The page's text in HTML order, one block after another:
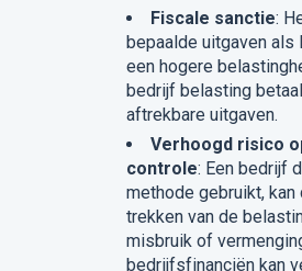
Fiscale sanctie:
bepaalde uitgaven als
een hogere
bedrijf belasting
aftrekbare uitgaven.
Verhoogd risico
controle: Een bedrijf
methode gebruikt, kan
trekken van de
misbruik of
bedrijfsfinanciën kan